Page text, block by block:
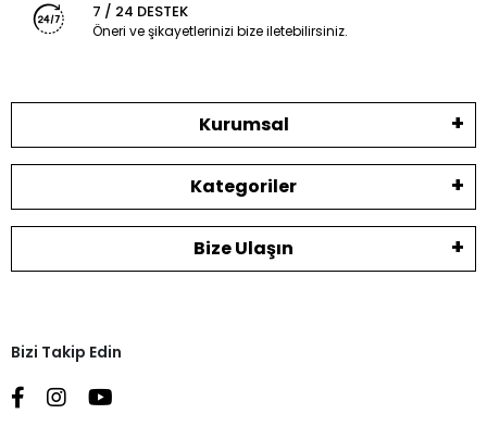
7 / 24 DESTEK
Öneri ve şikayetlerinizi bize iletebilirsiniz.
Kurumsal
Kategoriler
Bize Ulaşın
Bizi Takip Edin